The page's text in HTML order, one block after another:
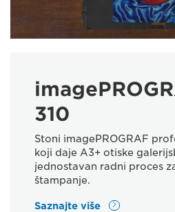
310
Stoni imagePROGRAF
koji daje A3+ otiske
jednostavan radni proces
štampanje.
Saznajte više